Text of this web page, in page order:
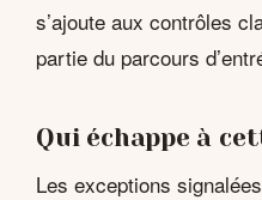
s’ajoute aux contrôles
partie du parcours
Qui échappe à
Les exceptions